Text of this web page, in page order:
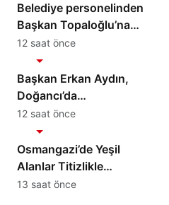
Belediye personelinden
Başkan Topaloğlu’na
veda ziyareti
12 saat önce
Başkan Erkan Aydın,
Doğancı’da
Vatandaşların
Taleplerini Yerinde
Dinledi
12 saat önce
Osmangazi’de Yeşil
Alanlar Titizlikle
Korunuyor
13 saat önce